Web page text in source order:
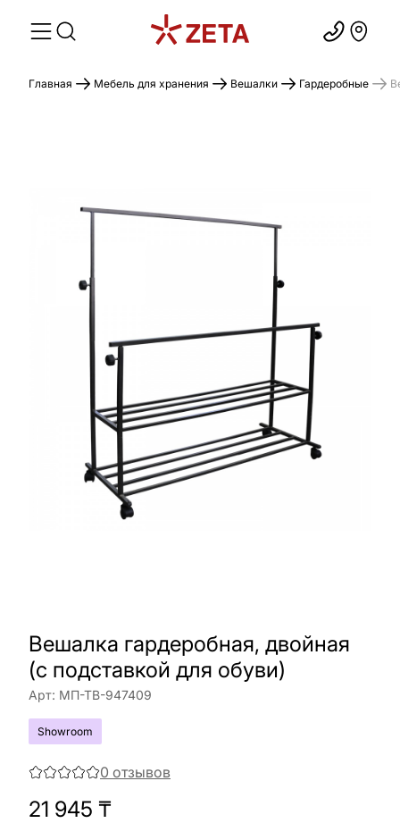
Главная Мебель для хранения Вешалки Гардеробные
Вешалка гардеробная, двойная
(с подставкой для обуви)
Арт: МП-ТВ-947409
Showroom
0 отзывов
21 945 ₸